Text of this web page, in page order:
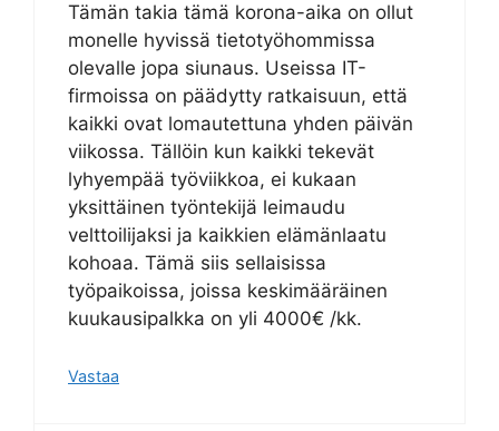
Tämän takia tämä korona-aika on ollut
monelle hyvissä tietotyöhommissa
olevalle jopa siunaus. Useissa IT-
firmoissa on päädytty ratkaisuun, että
kaikki ovat lomautettuna yhden päivän
viikossa. Tällöin kun kaikki tekevät
lyhyempää työviikkoa, ei kukaan
yksittäinen työntekijä leimaudu
velttoilijaksi ja kaikkien elämänlaatu
kohoaa. Tämä siis sellaisissa
työpaikoissa, joissa keskimääräinen
kuukausipalkka on yli 4000€ /kk.
Vastaa